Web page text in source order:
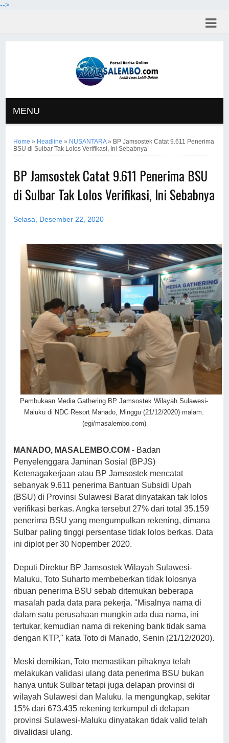
-->
MENU
Home » Headline » NUSANTARA» BP Jamsostek Catat 9.611 Penerima
BSU di Sulbar Tak Lolos Verifikasi, Ini Sebabnya
BP Jamsostek Catat 9.611 Penerima BSU
di Sulbar Tak Lolos Verifikasi, Ini Sebabnya
Selasa, Desember 22, 2020
Pembukaan Media Gathering BP Jamsostek Wilayah Sulawesi-
Maluku di NDC Resort Manado, Minggu (21/12/2020) malam.
(egi/masalembo.com)
MANADO, MASALEMBO.COM - Badan
Penyelenggara Jaminan Sosial (BPJS)
Ketenagakerjaan atau BP Jamsostek mencatat
sebanyak 9.611 penerima Bantuan Subsidi Upah
(BSU) di Provinsi Sulawesi Barat dinyatakan tak lolos
verifikasi berkas. Angka tersebut 27% dari total 35.159
penerima BSU yang mengumpulkan rekening, dimana
Sulbar paling tinggi persentase tidak lolos berkas. Data
ini diplot per 30 Nopember 2020.
Deputi Direktur BP Jamsostek Wilayah Sulawesi-
Maluku, Toto Suharto membeberkan tidak lolosnya
ribuan penerima BSU sebab ditemukan beberapa
masalah pada data para pekerja. "Misalnya nama di
dalam satu perusahaan mungkin ada dua nama, ini
tertukar, kemudian nama di rekening bank tidak sama
dengan KTP," kata Toto di Manado, Senin (21/12/2020).
Meski demikian, Toto memastikan pihaknya telah
melakukan validasi ulang data penerima BSU bukan
hanya untuk Sulbar tetapi juga delapan provinsi di
wilayah Sulawesi dan Maluku. Ia mengungkap, sekitar
15% dari 673.435 rekening terkumpul di delapan
provinsi Sulawesi-Maluku dinyatakan tidak valid telah
divalidasi ulang.